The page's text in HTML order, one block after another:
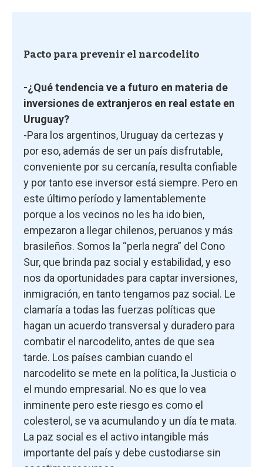
Pacto para prevenir el narcodelito
-¿Qué tendencia ve a futuro en materia de
inversiones de extranjeros en real estate en
Uruguay?
-Para los argentinos, Uruguay da certezas y
por eso, además de ser un país disfrutable,
conveniente por su cercanía, resulta confiable
y por tanto ese inversor está siempre. Pero en
este último período y lamentablemente
porque a los vecinos no les ha ido bien,
empezaron a llegar chilenos, peruanos y más
brasileños. Somos la “perla negra” del Cono
Sur, que brinda paz social y estabilidad, y eso
nos da oportunidades para captar inversiones,
inmigración, en tanto tengamos paz social. Le
clamaría a todas las fuerzas políticas que
hagan un acuerdo transversal y duradero para
combatir el narcodelito, antes de que sea
tarde. Los países cambian cuando el
narcodelito se mete en la política, la Justicia o
el mundo empresarial. No es que lo vea
inminente pero este riesgo es como el
colesterol, se va acumulando y un día te mata.
La paz social es el activo intangible más
importante del país y debe custodiarse sin